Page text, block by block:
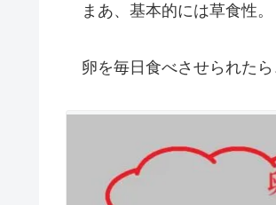
まあ、基本的には草食性。
卵を毎日食べさせられた